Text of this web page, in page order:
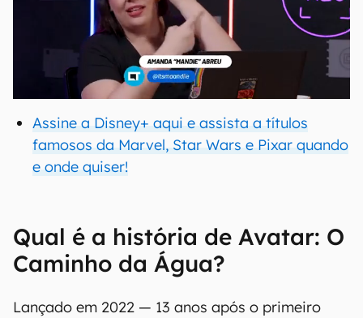
Assine a Disney+ aqui e assista a títulos
famosos da Marvel, Star Wars e Pixar quando
e onde quiser!
Qual é a história de Avatar: O
Caminho da Água?
Lançado em 2022 — 13 anos após o primeiro